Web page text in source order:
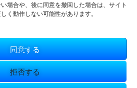
場合や、後に同意を撤回した場合は、サイト
く動作しない可能性があります。
同意する
拒否する